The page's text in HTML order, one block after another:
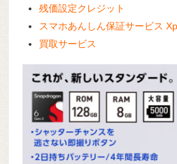
残価設定クレジット
スマホあんしん保証サービス
買取サービス